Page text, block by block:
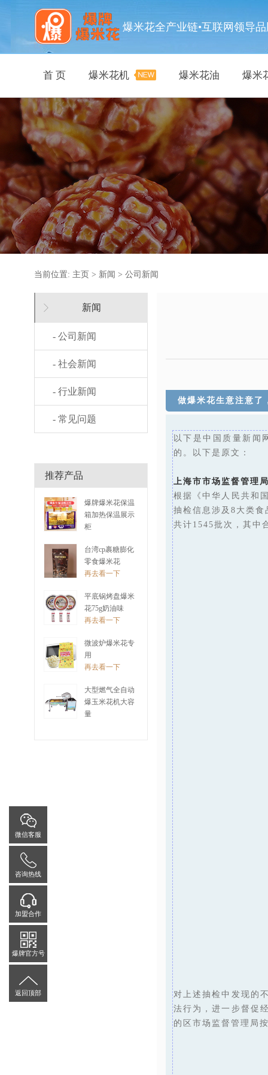
爆米花全产业链•互联网领导
首 页 爆米花机 爆米花油 爆米
当前位置: 主页 > 新闻 > 公司新闻
新闻
- 公司新闻
- 社会新闻
- 行业新闻
- 常见问题
推荐产品
爆牌爆米花保温
箱加热保温展示
柜
台湾cp裹糖膨化
零食爆米花
再去看一下
平底锅烤盘爆米
花75g奶油味
再去看一下
微波炉爆米花专
用
再去看一下
大型燃气全自动
爆玉米花机大容
量
做爆米花生意注意了
以下是中国质量新闻
的。以下是原文：
上海市市场监督管理
根据《中华人民共和
抽检信息涉及8大类
共计1545批次，其中
对上述抽检中发现的
法行为，进一步督促
的区市场监督管理局
微信客服
咨询热线
加盟合作
爆牌官方号
返回顶部